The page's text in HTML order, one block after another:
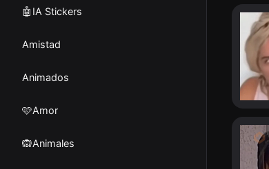
🤖IA Stickers
Amistad
Animados
🩷Amor
🙉Animales